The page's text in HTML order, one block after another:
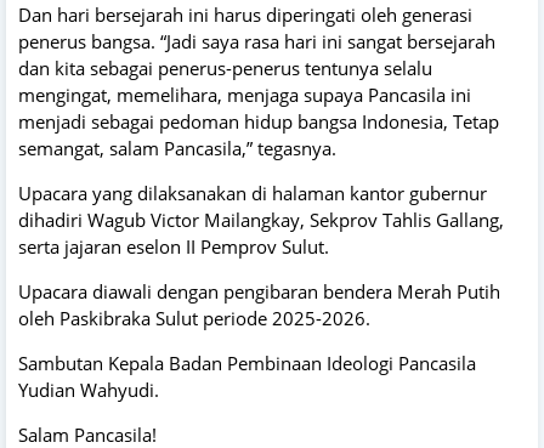
Dan hari bersejarah ini harus diperingati oleh generasi
penerus bangsa. “Jadi saya rasa hari ini sangat bersejarah
dan kita sebagai penerus-penerus tentunya selalu
mengingat, memelihara, menjaga supaya Pancasila ini
menjadi sebagai pedoman hidup bangsa Indonesia, Tetap
semangat, salam Pancasila,” tegasnya.
Upacara yang dilaksanakan di halaman kantor gubernur
dihadiri Wagub Victor Mailangkay, Sekprov Tahlis Gallang,
serta jajaran eselon II Pemprov Sulut.
Upacara diawali dengan pengibaran bendera Merah Putih
oleh Paskibraka Sulut periode 2025-2026.
Sambutan Kepala Badan Pembinaan Ideologi Pancasila
Yudian Wahyudi.
Salam Pancasila!